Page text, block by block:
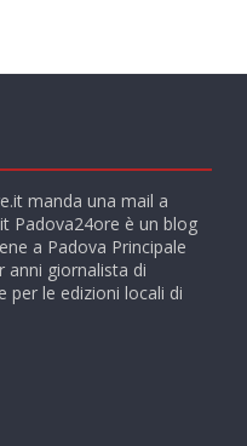
manda una mail a
Padova24ore è un blog
a Padova Principale
anni giornalista di
per le edizioni locali di